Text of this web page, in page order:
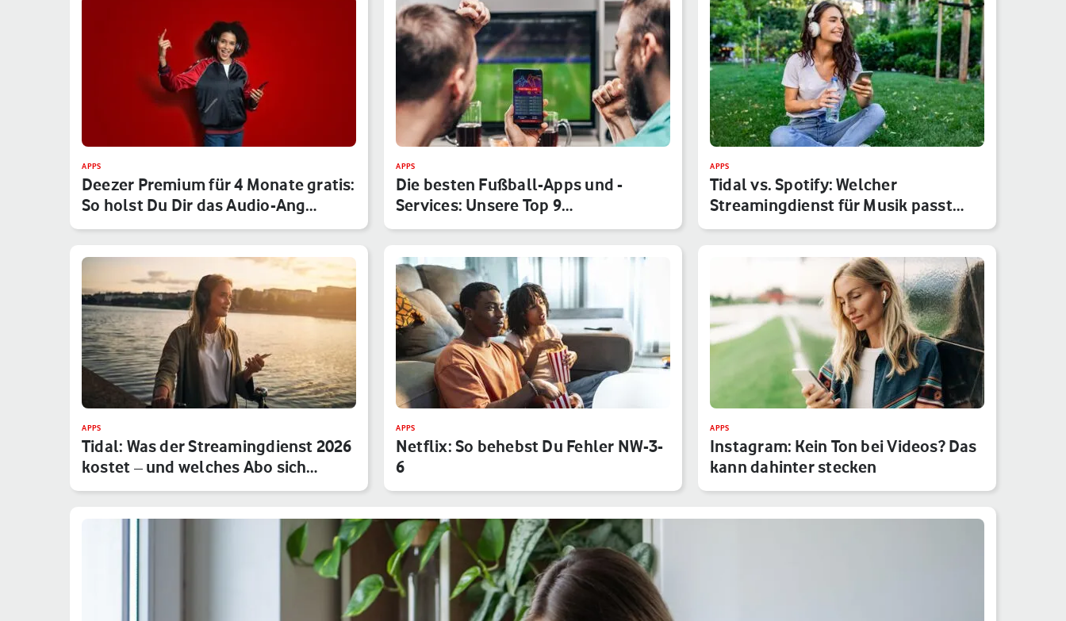
APPS
Deezer Premium für 4 Monate gratis:
So holst Du Dir das Audio-Ang…
APPS
Die besten Fußball-Apps und -
Services: Unsere Top 9
Anwendungen f…
APPS
Tidal vs. Spotify: Welcher
Streamingdienst für Musik passt
besser…
APPS
Tidal: Was der Streamingdienst 2026
kostet – und welches Abo sich…
APPS
Netflix: So behebst Du Fehler NW-3-
6
APPS
Instagram: Kein Ton bei Videos? Das
kann dahinter stecken